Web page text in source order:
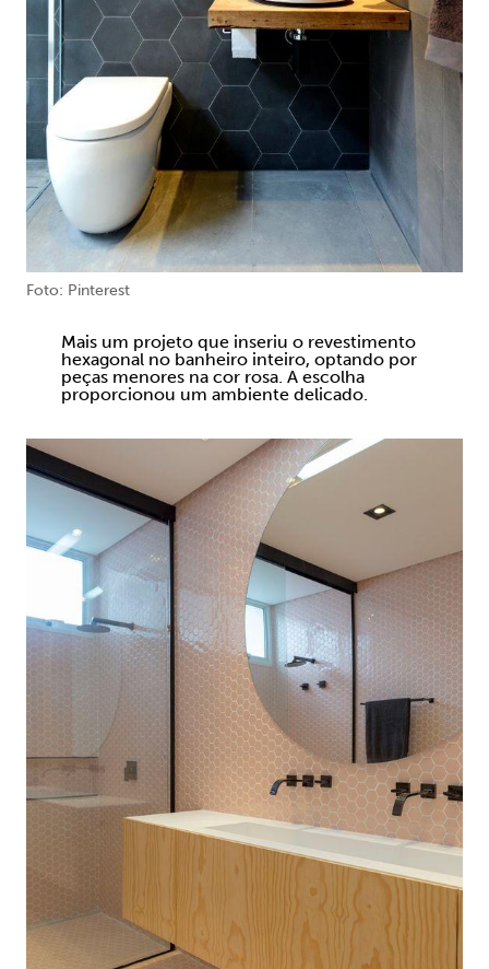
Foto: Pinterest
Mais um projeto que inseriu o revestimento
hexagonal no banheiro inteiro, optando por
peças menores na cor rosa. A escolha
proporcionou um ambiente delicado.